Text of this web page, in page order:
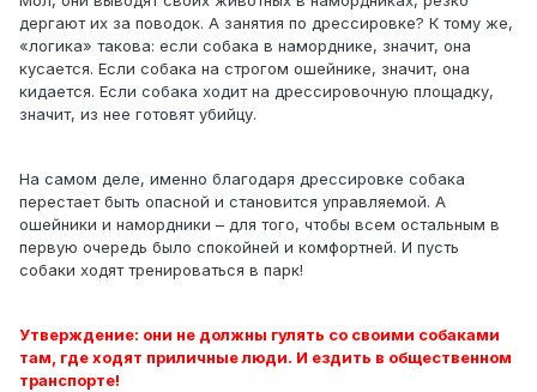
дергают их за поводок. А занятия по дрессировке? К тому же,
«логика» такова: если собака в наморднике, значит, она
кусается. Если собака на строгом ошейнике, значит, она
кидается. Если собака ходит на дрессировочную площадку,
значит, из нее готовят убийцу.
На самом деле, именно благодаря дрессировке собака
перестает быть опасной и становится управляемой. А
ошейники и намордники – для того, чтобы всем остальным в
первую очередь было спокойней и комфортней. И пусть
собаки ходят тренироваться в парк!
Утверждение: они не должны гулять со своими собаками
там, где ходят приличные люди. И ездить в общественном
транспорте!